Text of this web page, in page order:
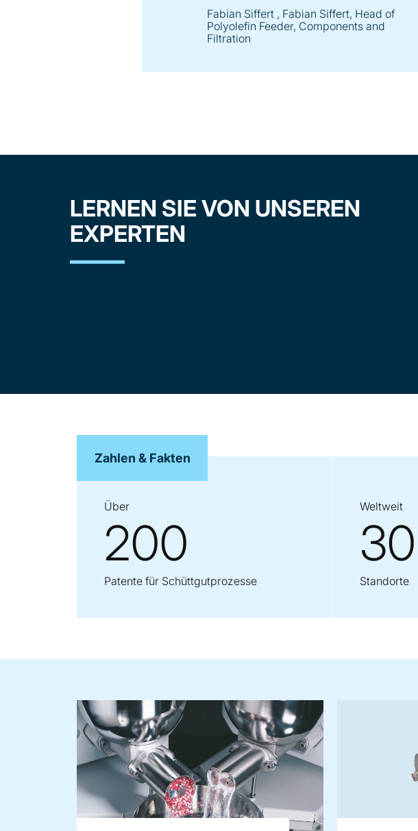
Fabian Siffert , Fabian Siffert, Head of
Polyolefin Feeder, Components and
Filtration
LERNEN SIE VON UNSEREN
EXPERTEN
Zahlen & Fakten
Über
200
Patente für Schüttgutprozesse
Weltweit
30
Standorte